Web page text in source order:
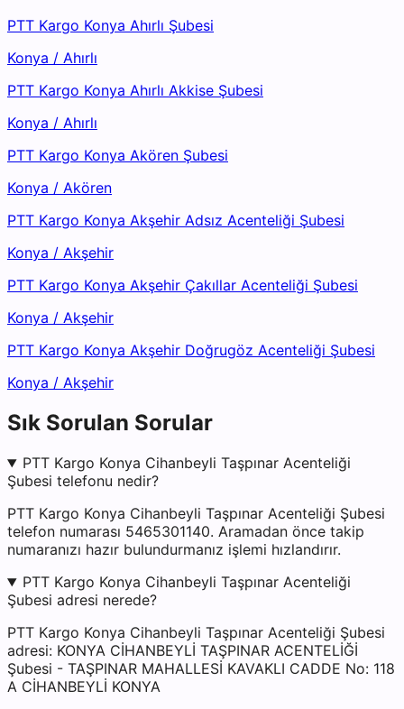
PTT Kargo Konya Ahırlı Şubesi
Konya / Ahırlı
PTT Kargo Konya Ahırlı Akkise Şubesi
Konya / Ahırlı
PTT Kargo Konya Akören Şubesi
Konya / Akören
PTT Kargo Konya Akşehir Adsız Acenteliği Şubesi
Konya / Akşehir
PTT Kargo Konya Akşehir Çakıllar Acenteliği Şubesi
Konya / Akşehir
PTT Kargo Konya Akşehir Doğrugöz Acenteliği Şubesi
Konya / Akşehir
Sık Sorulan Sorular
PTT Kargo Konya Cihanbeyli Taşpınar Acenteliği
Şubesi telefonu nedir?
PTT Kargo Konya Cihanbeyli Taşpınar Acenteliği Şubesi
telefon numarası 5465301140. Aramadan önce takip
numaranızı hazır bulundurmanız işlemi hızlandırır.
PTT Kargo Konya Cihanbeyli Taşpınar Acenteliği
Şubesi adresi nerede?
PTT Kargo Konya Cihanbeyli Taşpınar Acenteliği Şubesi
adresi: KONYA CİHANBEYLİ TAŞPINAR ACENTELİĞİ
Şubesi - TAŞPINAR MAHALLESİ KAVAKLI CADDE No: 118
A CİHANBEYLİ KONYA